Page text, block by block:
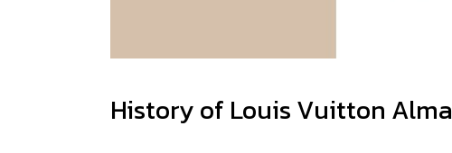
History of Louis Vuitton Alma